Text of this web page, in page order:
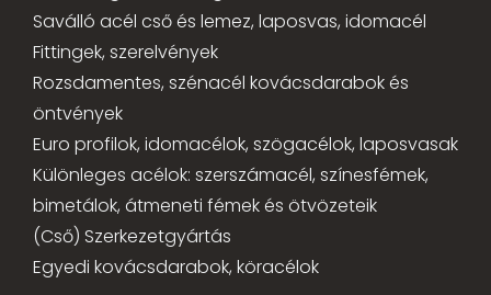
Saválló acél cső és lemez, laposvas, idomacél
Fittingek, szerelvények
Rozsdamentes, szénacél kovácsdarabok és
öntvények
Euro profilok, idomacélok, szögacélok, laposvasak
Különleges acélok: szerszámacél, színesfémek,
bimetálok, átmeneti fémek és ötvözeteik
(Cső) Szerkezetgyártás
Egyedi kovácsdarabok, köracélok